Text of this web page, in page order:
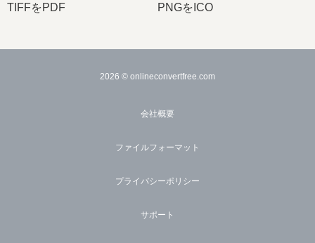
TIFFをPDF PNGをICO
2026 © onlineconvertfree.com
会社概要
ファイルフォーマット
プライバシーポリシー
サポート